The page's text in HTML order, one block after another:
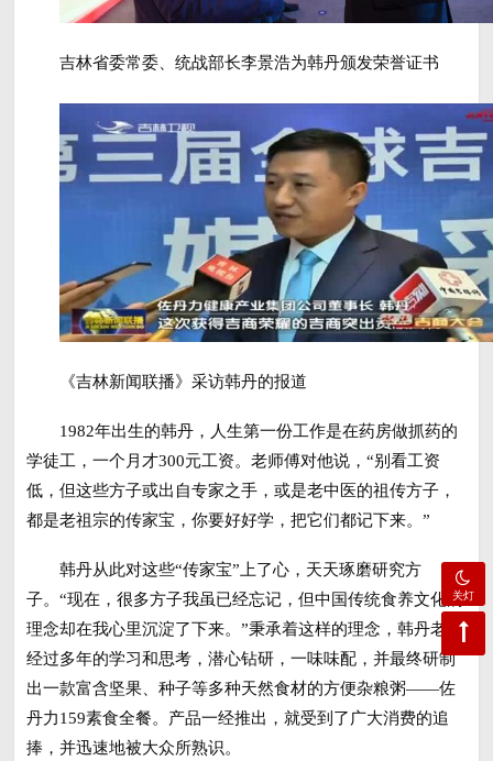
吉林省委常委、统战部长李景浩为韩丹颁发荣誉证书
《吉林新闻联播》采访韩丹的报道
1982年出生的韩丹，人生第一份工作是在药房做抓药的
学徒工，一个月才300元工资。老师傅对他说，“别看工资
低，但这些方子或出自专家之手，或是老中医的祖传方子，
都是老祖宗的传家宝，你要好好学，把它们都记下来。”
韩丹从此对这些“传家宝”上了心，天天琢磨研究方
子。“现在，很多方子我虽已经忘记，但中国传统食养文化的
理念却在我心里沉淀了下来。”秉承着这样的理念，韩丹老师
经过多年的学习和思考，潜心钻研，一味味配，并最终研制
出一款富含坚果、种子等多种天然食材的方便杂粮粥——佐
丹力159素食全餐。产品一经推出，就受到了广大消费的追
捧，并迅速地被大众所熟识。
关灯